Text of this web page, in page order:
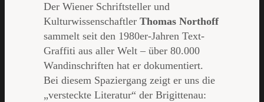
Der Wiener Schriftsteller und
Kulturwissenschaftler Thomas Northoff
sammelt seit den 1980er-Jahren Text-
Graffiti aus aller Welt – über 80.000
Wandinschriften hat er dokumentiert.
Bei diesem Spaziergang zeigt er uns die
„versteckte Literatur“ der Brigittenau: